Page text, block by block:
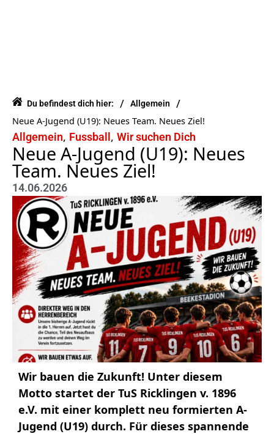
Du befindest dich hier: / Allgemein /
Neue A-Jugend (U19): Neues Team. Neues Ziel!
Allgemein, Fussball, Wir suchen Dich
Neue A-Jugend (U19): Neues
Team. Neues Ziel!
14.06.2026
Wir bauen die Zukunft! Unter diesem
Motto startet der TuS Ricklingen v. 1896
e.V. mit einer komplett neu formierten A-
Jugend (U19) durch. Für dieses spannende